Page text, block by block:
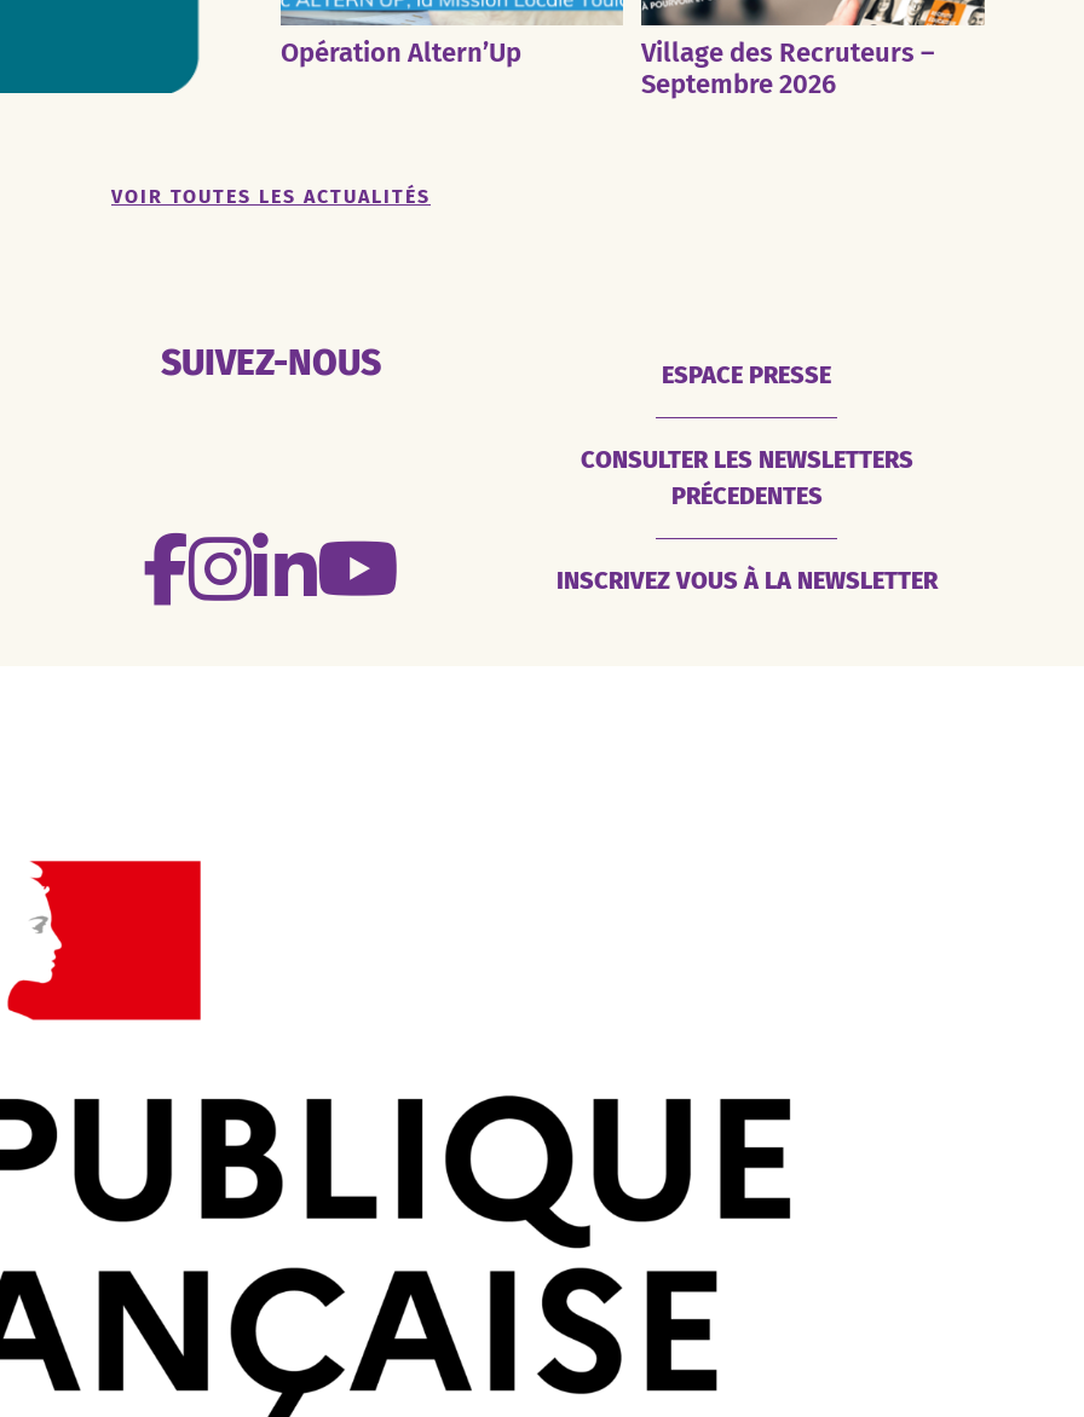
Opération Altern’Up
Village des Recruteurs –
Septembre 2026
VOIR TOUTES LES ACTUALITÉS
SUIVEZ-NOUS ESPACE PRESSE
CONSULTER LES NEWSLETTERS
PRÉCEDENTES
INSCRIVEZ VOUS À LA NEWSLETTER